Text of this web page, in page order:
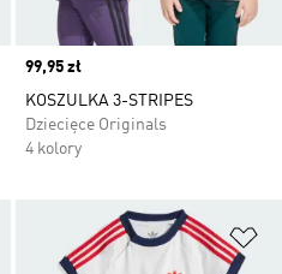
Price
99,95 zł
KOSZULKA 3-STRIPES
Dziecięce Originals
4 kolory
Dodaj do listy życzeń